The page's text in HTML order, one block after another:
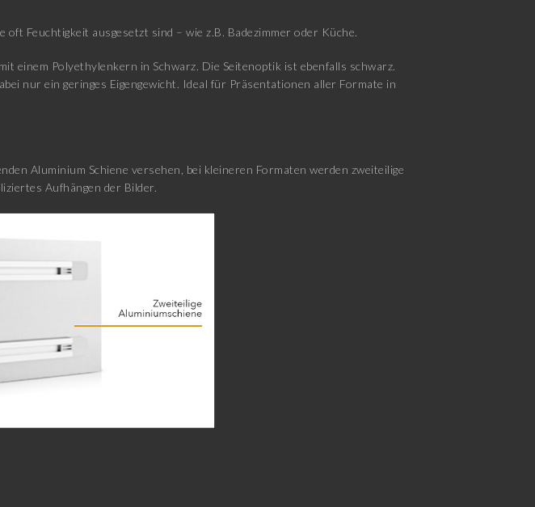
Feuchtigkeit ausgesetzt sind – wie z.B. Badezimmer oder Küche.
einem Polyethylenkern in Schwarz. Die Seitenoptik ist ebenfalls schwarz.
nur ein geringes Eigengewicht. Ideal für Präsentationen aller Formate in
Aluminium Schiene versehen, bei kleineren Formaten werden zweiteilige
Aufhängen der Bilder.